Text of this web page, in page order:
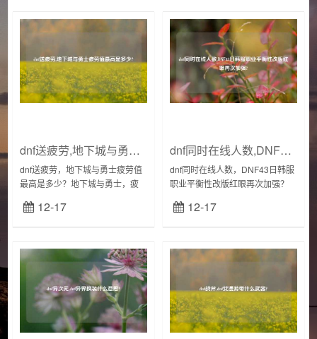
dnf送疲劳,地下城与勇士疲劳值最高是多少?
dnf送疲劳，地下城与勇士疲劳值
最高是多少？地下城与勇士，疲
188点！疲劳值是《DNF》中特有
的系统，每天早上6点恢复156
12-17
dnf同时在线人数,DNF43日韩服职业平衡性改版红眼再次加强?
dnf同时在线人数，DNF43日韩服
职业平衡性改版红眼再次加强？
业，不愧为国服亲儿子，一直在
加强从未削弱过，不过比较可惜
12-17